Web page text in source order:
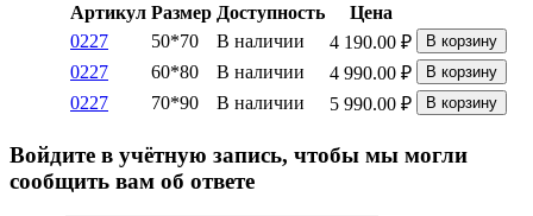
Артикул Размер Доступность
Цена
0227
50*70 В наличии 4 190.00 ₽ В корзину
0227 60*80 В наличии 4 990.00 ₽ В корзину
0227 70*90 В наличии 5 990.00 ₽ В корзину
Войдите в учётную запись, чтобы мы могли
сообщить вам об ответе